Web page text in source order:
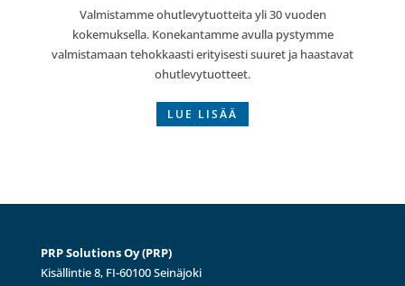
Valmistamme ohutlevytuotteita yli 30 vuoden
kokemuksella. Konekantamme avulla pystymme
valmistamaan tehokkaasti erityisesti suuret ja haastavat
ohutlevytuotteet.
LUE LISÄÄ
PRP Solutions Oy (PRP)
Kisällintie 8, FI-60100 Seinäjoki